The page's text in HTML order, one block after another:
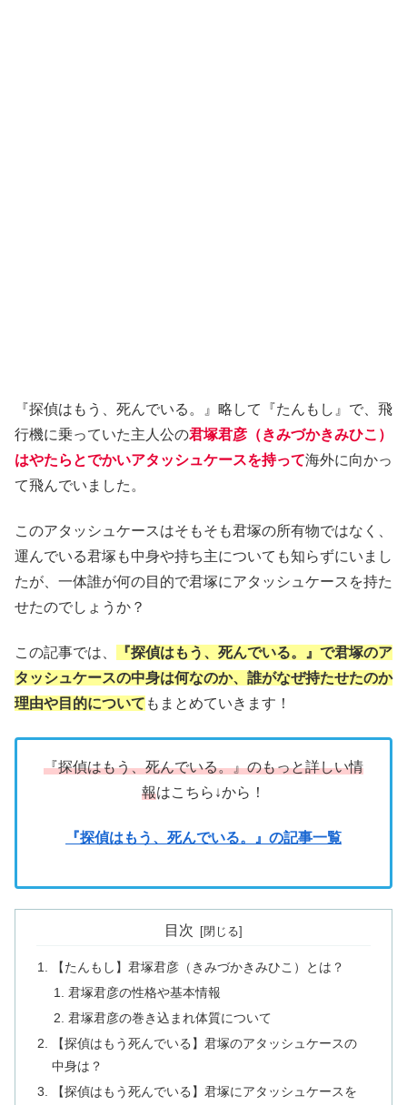
『探偵はもう、死んでいる。』略して『たんもし』で、飛
行機に乗っていた主人公の君塚君彦（きみづかきみひこ）
はやたらとでかいアタッシュケースを持って海外に向かっ
て飛んでいました。
このアタッシュケースはそもそも君塚の所有物ではなく、
運んでいる君塚も中身や持ち主についても知らずにいまし
たが、一体誰が何の目的で君塚にアタッシュケースを持た
せたのでしょうか？
この記事では、
『探偵はもう、死んでいる。』で君塚のア
タッシュケースの中身は何なのか、誰がなぜ持たせたのか
理由や目的について もまとめていきます！
『探偵はもう、死んでいる。』のもっと詳しい情
報はこちら↓から！
『探偵はもう、死んでいる。』の記事一覧
目次
【たんもし】君塚君彦（きみづかきみひこ）とは？
君塚君彦の性格や基本情報
君塚君彦の巻き込まれ体質について
【探偵はもう死んでいる】君塚のアタッシュケースの
中身は？
【探偵はもう死んでいる】君塚にアタッシュケースを